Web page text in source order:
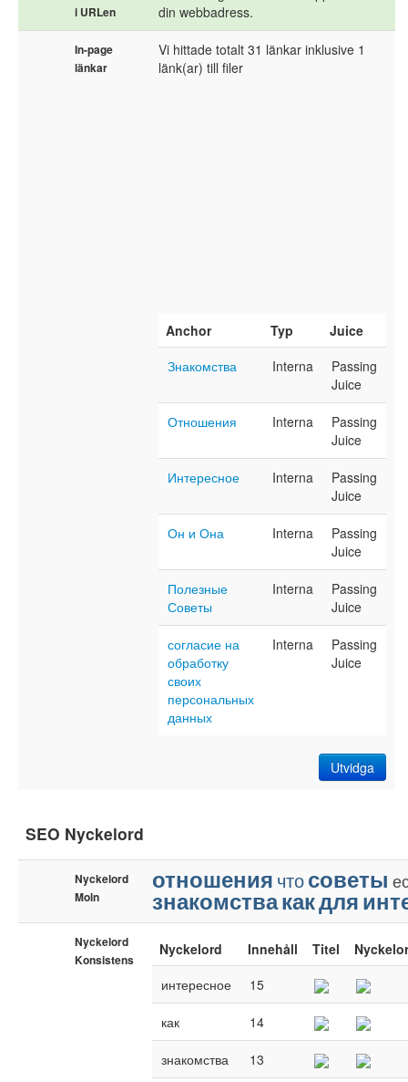
i URLen
din webbadress.
In-page
länkar
Vi hittade totalt 31 länkar inklusive 1
länk(ar) till filer
Anchor Typ
Juice
Знакомства
Interna
Passing
Juice
Отношения Interna
Passing
Juice
Интересное Interna
Passing
Juice
Он и Она Interna
Passing
Juice
Полезные
Советы
Interna
Passing
Juice
согласие на
обработку
своих
персональных
данных
Interna
Passing
Juice
Utvidga
SEO Nyckelord
Nyckelord
Moln
отношения чтосоветы
знакомствакакдля
Nyckelord
Konsistens
Nyckelord Innehåll Titel
интересное
15
как 14
знакомства 13